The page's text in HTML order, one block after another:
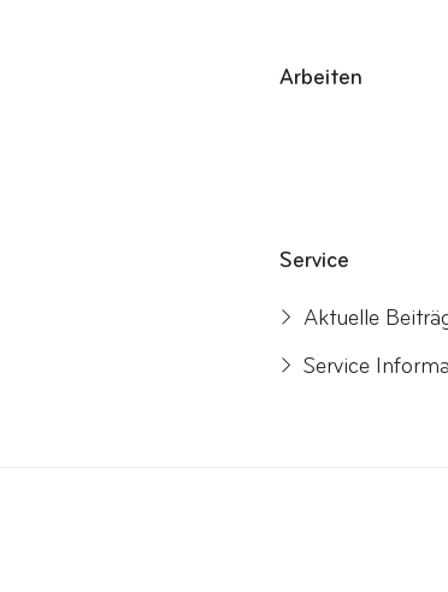
Arbeiten
Service
Aktuelle
Service